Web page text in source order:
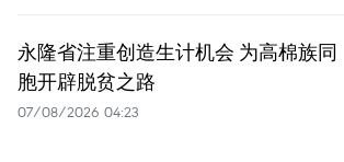
永隆省注重创造生计机会 为高棉族同
胞开辟脱贫之路
07/08/2026 04:23